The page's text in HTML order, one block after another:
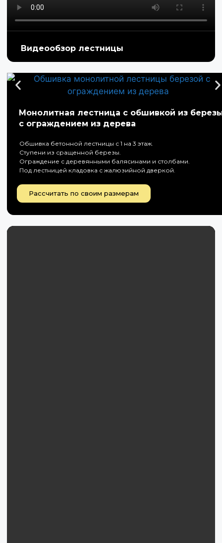
Видеообзор лестницы
Монолитная лестница с обшивкой из
с ограждением из дерева
Обшивка бетонной лестницы с 1 на 3 этаж.
Ступени из сращенной березы.
Ограждение с деревянными балясинами и столбами.
Под лестницей кладовка с жалюзийной дверкой.
Рассчитать по своим размерам